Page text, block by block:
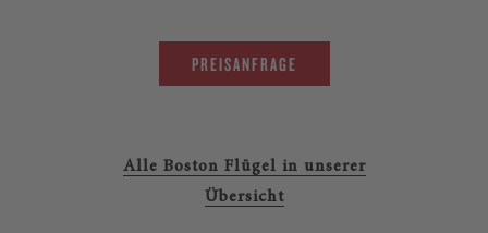
PREISANFRAGE
Alle Boston Flügel in unserer
Übersicht